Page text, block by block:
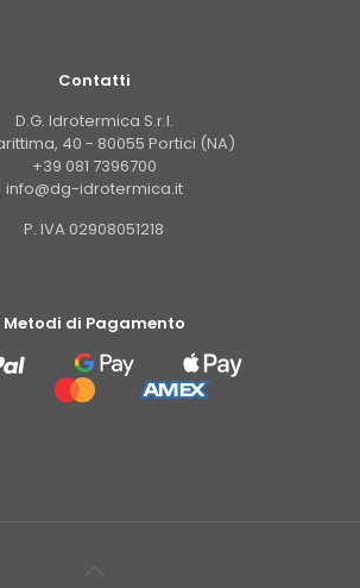
Contatti
D.G. Idrotermica S.r.l.
40 - 80055 Portici (NA)
+39 081 7396700
info@dg-idrotermica.it
P. IVA 02908051218
Metodi di Pagamento